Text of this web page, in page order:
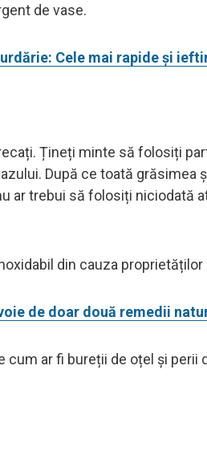
de vase.
Cele mai rapide și
Țineți minte să folosiți
După ce toată grăsimea
ar trebui să folosiți niciodată
din cauza
de doar două remedii
cum ar fi bureții de oțel și perii